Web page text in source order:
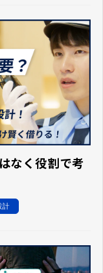
なく役割で考
計